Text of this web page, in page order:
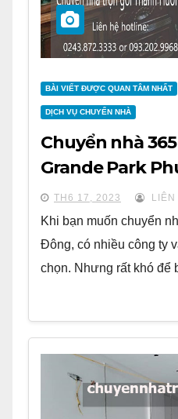
BÀI VIẾT ĐƯỢC QUAN TÂM NHẤT
DỊCH VỤ CHUYỂN NHÀ
Chuyển nhà
Grande Park
TH6 17, 2023 LIÊN
Khi bạn muốn chuyển
Đông, có nhiều công ty
chọn. Nhưng rất khó để